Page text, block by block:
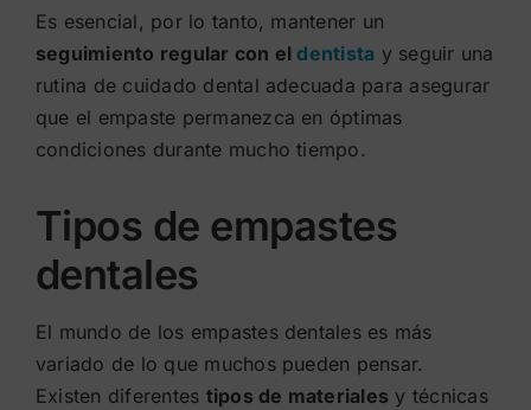
Es esencial, por lo tanto, mantener un
seguimiento regular con eldentista y seguir una
rutina de cuidado dental adecuada para asegurar
que el empaste permanezca en óptimas
condiciones durante mucho tiempo.
Tipos de empastes
dentales
El mundo de los empastes dentales es más
variado de lo que muchos pueden pensar.
Existen diferentes tipos de materiales y técnicas